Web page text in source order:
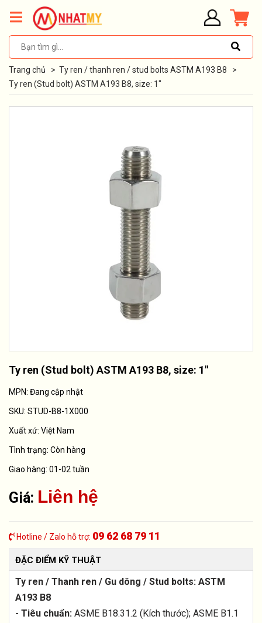
Trang chủ > Ty ren / thanh ren / stud bolts ASTM A193 B8
>
Ty ren (Stud bolt) ASTM A193 B8, size: 1"
Ty ren (Stud bolt) ASTM A193 B8, size: 1"
MPN: Đang cập nhật
SKU: STUD-B8-1X000
Xuất xứ: Việt Nam
Tình trạng: Còn hàng
Giao hàng: 01-02 tuần
Giá: Liên hệ
Hotline / Zalo hỗ trợ: 09 62 68 79 11
ĐẶC ĐIỂM KỸ THUẬT
Ty ren / Thanh ren / Gu dông / Stud bolts: ASTM
A193 B8
- Tiêu chuẩn: ASME B18.31.2 (Kích thước); ASME B1.1